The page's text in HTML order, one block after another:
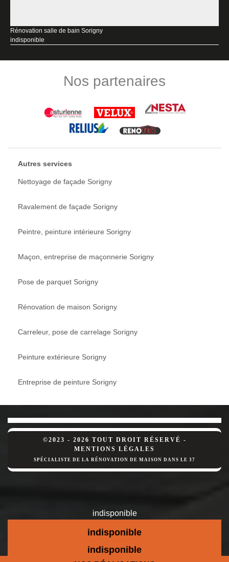
Rénovation salle de bain Sorigny
indisponible
Nos partenaires
Autres services
Nettoyage de façade Sorigny
Ravalement de façade Sorigny
Peintre, peinture intérieure Sorigny
Maçon, entreprise de maçonnerie Sorigny
Pose de parquet Sorigny
Rénovation de maison Sorigny
Carreleur, pose de carrelage Sorigny
Peinture extérieure Sorigny
Entreprise de peinture Sorigny
©2023 - 2026 TOUT DROIT RÉSERVÉ -
MENTIONS LÉGALES
SPÉCIALISTE DE LA RÉNOVATION DE MAISON DANS LE 37
indisponible
indisponible
indisponible